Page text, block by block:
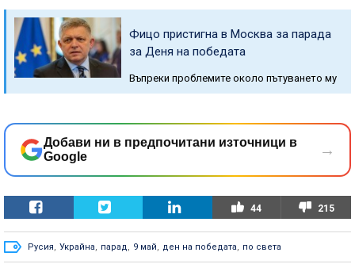
Фицо пристигна в Москва за парада
за Деня на победата
Въпреки проблемите около пътуването му
Добави ни в предпочитани източници в
Google
→
44 215
Русия, Украйна, парад, 9 май, ден на победата, по света